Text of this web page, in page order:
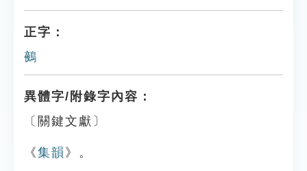
正字：
鵺
異體字/附錄字內容：
〔關鍵文獻〕
《集韻 》。